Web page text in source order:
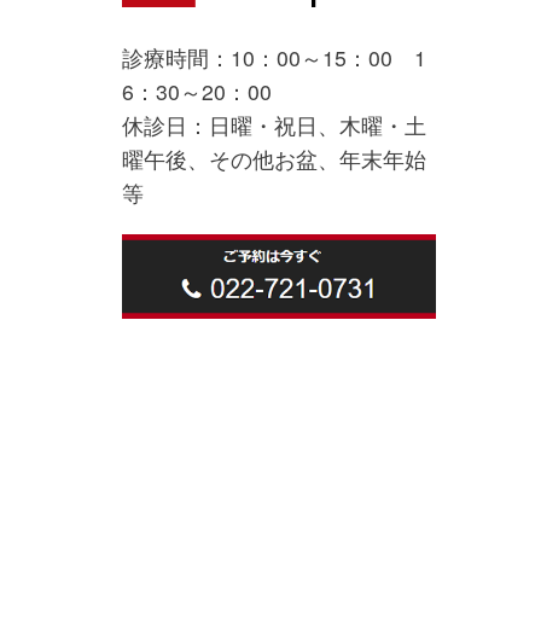
診療時間：10：00～15：00 1
6：30～20：00
休診日：日曜・祝日、木曜・土
曜午後、その他お盆、年末年始
等